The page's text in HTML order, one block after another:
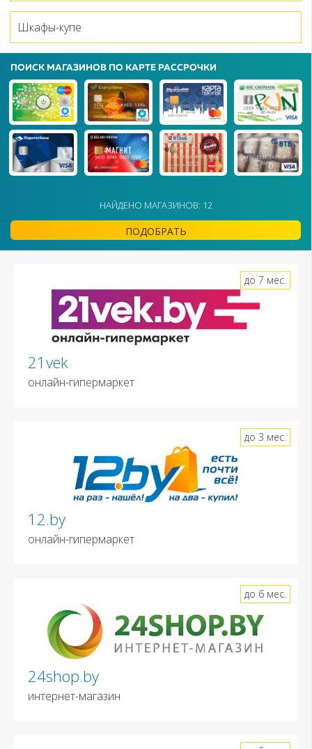
Шкафы-купе
ПОИСК МАГАЗИНОВ ПО КАРТЕ РАССРОЧКИ
НАЙДЕНО МАГАЗИНОВ: 12
ПОДОБРАТЬ
21vek
онлайн-гипермаркет
до 7 мес.
12.by
онлайн-гипермаркет
до 3 мес.
24shop.by
интернет-магазин
до 6 мес.